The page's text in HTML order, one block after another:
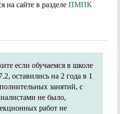
на сайте в разделе ПМПК
если обучаемся в школе
оставились на 2 года в 1
занятий, с
не было,
работ не